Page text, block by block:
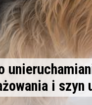
i szyn